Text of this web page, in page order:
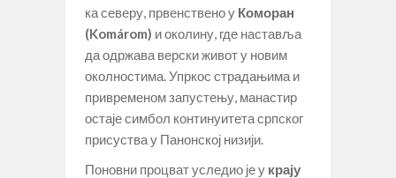
ка северу, првенствено у Коморан
(Komárom) и околину, где наставља
да одржава верски живот у новим
околностима. Упркос страдањима и
привременом запустењу, манастир
остаје симбол континуитета српског
присуства у Панонској низији.
Поновни процват уследио је у крају